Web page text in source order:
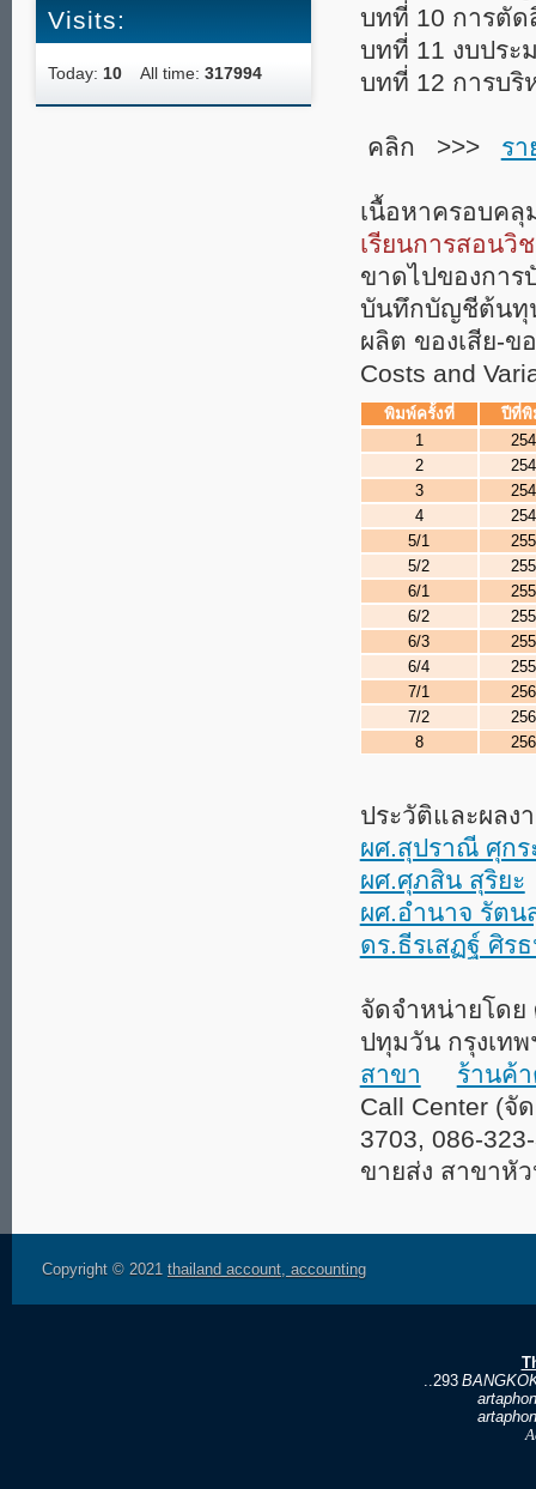
Visits:
Today: 10 All time: 317994
บทที่ 10 การตัด
บทที่ 11 งบประ
บทที่ 12 การบ
คลิก >>> ร
เนื้อหาครอบค
เรียนการสอน
ขาดไปของการ
บันทึกบัญชีต้นทุ
ผลิต ของเสีย-ข
Costs and
พิมพ์ครั้งที่
ปีที่พิ
1
2
3
4
5/1
5/2
6/1
6/2
6/3
6/4
7/1
7/2
8
ประวัติและผลง
ผศ.สุปราณี ศุกร
ผศ.ศุภสิน สุริยะ
ผศ.อำนาจ รัตน
ดร.ธีรเสฏฐ์ ศิร
จัดจำหน่ายโดย
ปทุมวัน กรุงเทพ
สาขา
ร้านค้
Call Center (จั
3703, 086-
ขายส่ง สาขาหั
Copyright © 2021 thailand account, accounting
..293